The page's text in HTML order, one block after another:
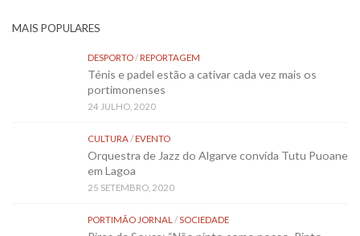
MAIS POPULARES
DESPORTO/REPORTAGEM
Ténis e padel estão a cativar cada vez mais os
portimonenses
24 JULHO, 2020
CULTURA/EVENTO
Orquestra de Jazz do Algarve convida Tutu Puoane
em Lagoa
25 SETEMBRO, 2020
PORTIMÃO JORNAL /SOCIEDADE